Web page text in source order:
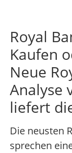
Royal
Kaufen
Neue
Analyse
liefert
Die neusten
sprechen